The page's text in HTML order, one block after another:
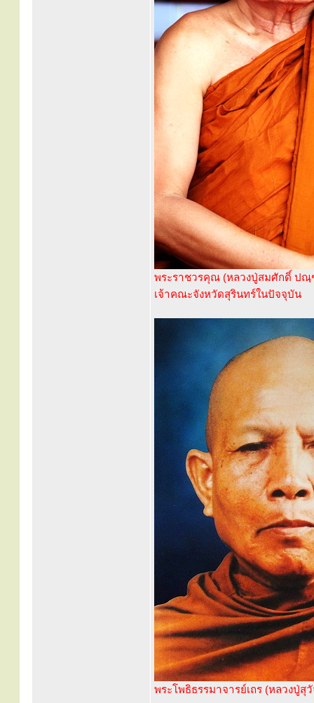
พระราชวรคุณ (หลวงปู่สมศักดิ์ ป
เจ้าคณะจังหวัดสุรินทร์ในปัจจุบัน
พระโพธิธรรมาจารย์เถร (หลวงปู่สุ